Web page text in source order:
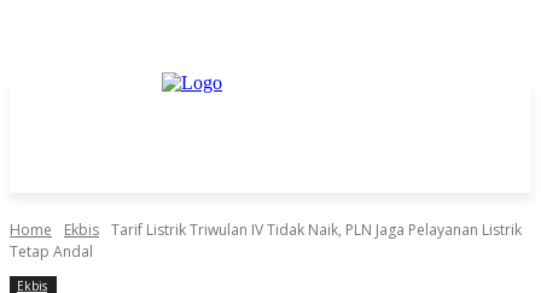
Home Ekbis Tarif Listrik Triwulan IV Tidak Naik, PLN Jaga Pelayanan Listrik
Tetap Andal
Ekbis